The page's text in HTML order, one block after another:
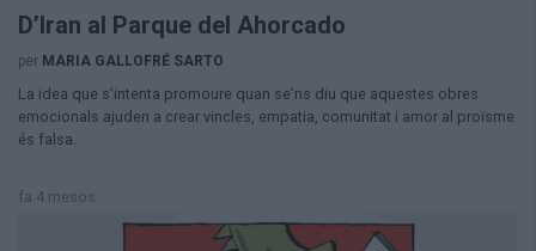
El Cul del Pou
400 Pous
Aniversaris
Premis Oleguer Bisbal
D’Iran al Parque del Ahorcado
per MARIA GALLOFRÉ SARTO
La idea que s’intenta promoure quan se’ns diu que aquestes obres
emocionals ajuden a crear vincles, empatia, comunitat i amor al proïsme
és falsa.
fa 4 mesos